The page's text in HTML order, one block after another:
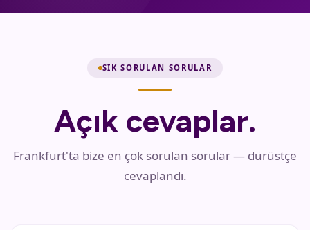
SIK SORULAN SORULAR
Açık cevaplar.
Frankfurt'ta bize en çok sorulan sorular — dürüstçe
cevaplandı.